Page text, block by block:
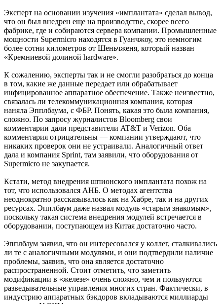
Эксперт на основании изучения «имплантата» сделал вывод,
что он был внедрен еще на производстве, скорее всего
фабрике, где и собираются сервера компании. Промышленные
мощности Supermicro находятся в Гуанчжоу, это немногим
более сотни километров от Шеньчженя, который назван
«Кремниевой долиной hardware».
К сожалению, эксперты так и не смогли разобраться до конца
в том, какие же данные передает или обрабатывает
инфицированное аппаратное обеспечение. Также неизвестно,
связалась ли телекоммуникационная компания, которая
наняла Эпплбаума, с ФБР. Понять, какая это была компания,
сложно. По запросу журналистов Bloomberg свои
комментарии дали представители AT&T и Verizon. Оба
комментария отрицательны — компании утверждают, что
никаких проверок они не устраивали. Аналогичный ответ
дала и компания Sprint, там заявили, что оборудования от
Supermicro не закупается.
Кстати, метод внедрения шпионского имплантата похож на
тот, что использовался АНБ. О методах агентства
неоднократно рассказывалось как на Хабре, так и на других
ресурсах. Эпплбаум даже назвал модуль «старым знакомым»,
поскольку такая система внедрения модулей встречается в
оборудовании, поступающем из Китая достаточно часто.
Эпплбаум заявил, что он интересовался у коллег, сталкивались
ли те с аналогичными модулями, и они подтвердили наличие
проблемы, заявив, что она является достаточно
распространенной. Стоит отметить, что заметить
модификации в «железе» очень сложно, чем и пользуются
разведывательные управления многих стран. Фактически, в
индустрию аппаратных бэкдоров вкладываются миллиарды